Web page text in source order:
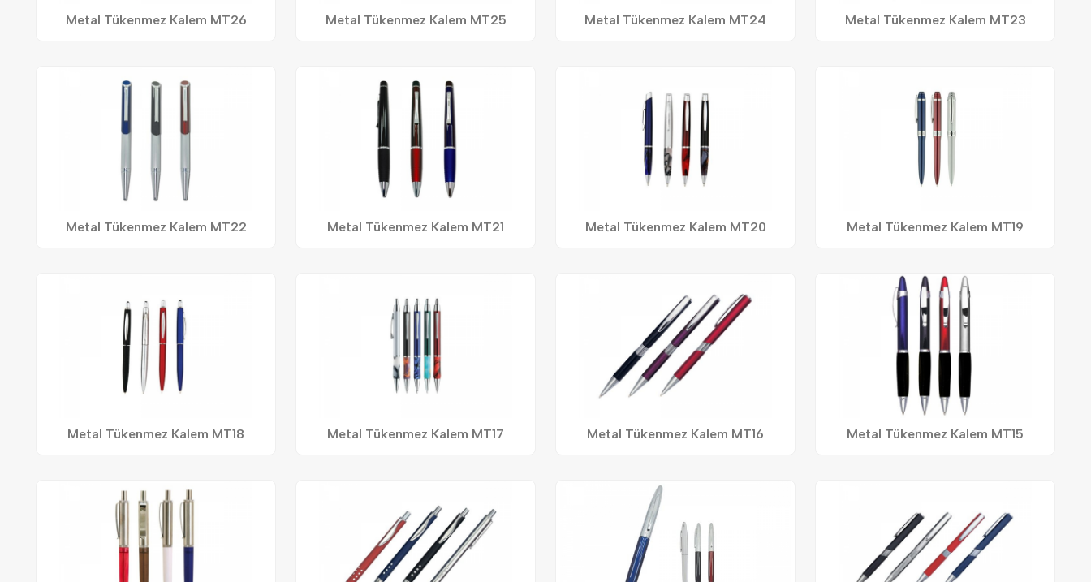
Metal Tükenmez Kalem MT26 Metal Tükenmez Kalem MT25 Metal Tükenmez Kalem MT24 Metal Tükenmez Kalem MT23
Metal Tükenmez Kalem MT22 Metal Tükenmez Kalem MT21 Metal Tükenmez Kalem MT20 Metal Tükenmez Kalem MT19
Metal Tükenmez Kalem MT18 Metal Tükenmez Kalem MT17 Metal Tükenmez Kalem MT16 Metal Tükenmez Kalem MT15